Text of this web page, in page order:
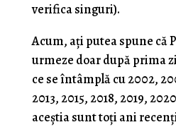
verifica singuri).
Acum, ați putea spune că
urmeze doar după prima
ce se întâmplă cu 2002,
2013, 2015, 2018, 2019,
aceștia sunt toți ani